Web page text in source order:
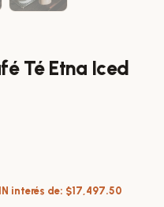
Té Etna Iced
interés de: $17,497.50